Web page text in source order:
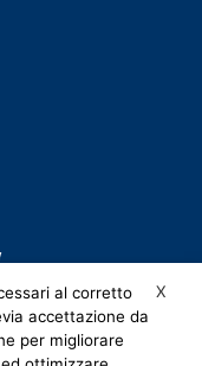
X
al corretto
accettazione da
per migliorare